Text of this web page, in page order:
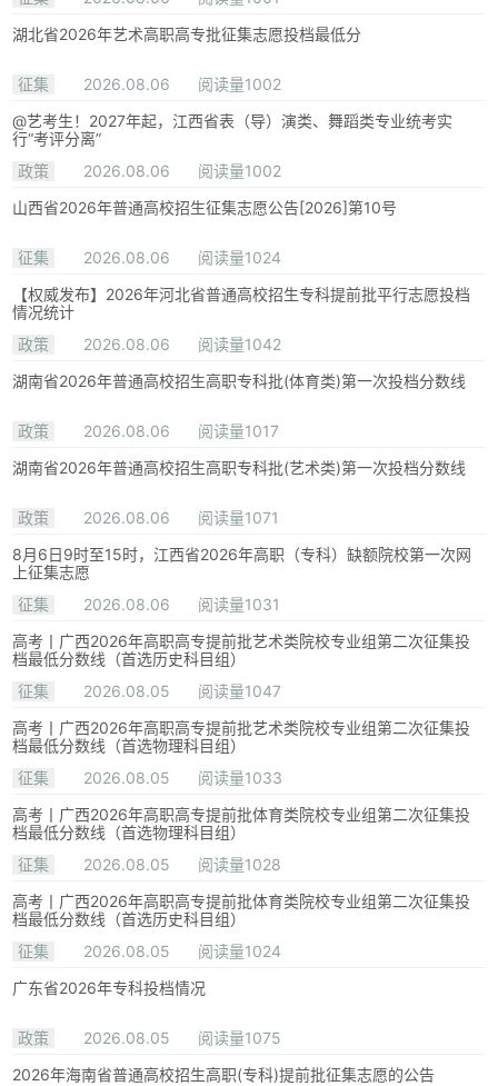
湖北省2026年艺术高职高专批征集志愿投档最低分
征集 2026.08.06
阅读量1002
@艺考生！2027年起，江西省表（导）演类、舞蹈类专业统考实
行“考评分离”
政策
2026.08.06
阅读量1002
山西省2026年普通高校招生征集志愿公告[2026]第10号
征集 2026.08.06
阅读量1024
【权威发布】2026年河北省普通高校招生专科提前批平行志愿投档
情况统计
政策
2026.08.06
阅读量1042
湖南省2026年普通高校招生高职专科批(体育类)第一次投档分数线
政策 2026.08.06
阅读量1017
湖南省2026年普通高校招生高职专科批(艺术类)第一次投档分数线
政策 2026.08.06
阅读量1071
8月6日9时至15时，江西省2026年高职（专科）缺额院校第一次网
上征集志愿
征集
2026.08.06
阅读量1031
高考丨广西2026年高职高专提前批艺术类院校专业组第二次征集投
档最低分数线（首选历史科目组）
征集
2026.08.05
阅读量1047
高考丨广西2026年高职高专提前批艺术类院校专业组第二次征集投
档最低分数线（首选物理科目组）
征集
2026.08.05
阅读量1033
高考丨广西2026年高职高专提前批体育类院校专业组第二次征集投
档最低分数线（首选物理科目组）
征集
2026.08.05
阅读量1028
高考丨广西2026年高职高专提前批体育类院校专业组第二次征集投
档最低分数线（首选历史科目组）
征集
2026.08.05
阅读量1024
广东省2026年专科投档情况
政策 2026.08.05
阅读量1075
2026年海南省普通高校招生高职(专科)提前批征集志愿的公告